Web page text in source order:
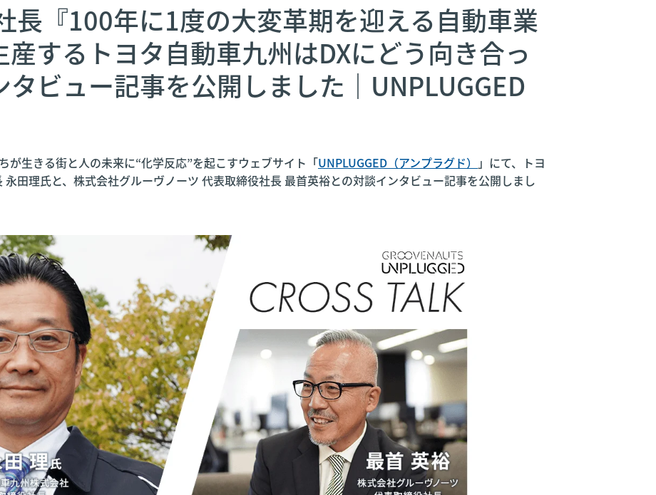
長『100年に1度の大変革期を迎える自動車業
するトヨタ自動車九州はDXにどう向き合っ
ビュー記事を公開しました｜UNPLUGGED
が生きる街と人の未来に“化学反応”を起こすウェブサイト「UNPLUGGED（アンプラグド） 」にて、
トヨ
田理氏と、株式会社グルーヴノーツ 代表取締役社長 最首英裕との対談インタビュー記事を公開しまし